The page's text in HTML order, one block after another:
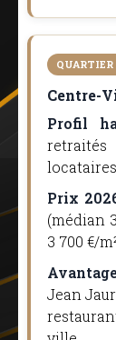
Centre-
Profil
retraités
locataires.
Prix
(médian
3 700 €/
Jean